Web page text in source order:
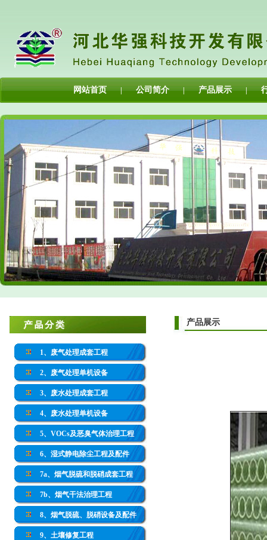
网站首页 | 公司简介 | 产品展示 |
1、废气处理成套工程
2、废气处理单机设备
3、废水处理成套工程
4、废水处理单机设备
5、VOCs及恶臭气体治理工程
6、湿式静电除尘工程及配件
7a、烟气脱硫和脱硝成套工程
7b、烟气干法治理工程
8、烟气脱硫、脱硝设备及配件
9、土壤修复工程
产品展示